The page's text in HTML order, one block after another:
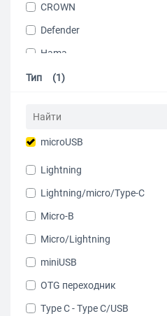
CROWN
Defender
Hama
hoco
KRUTOFF
MAXVI
More Choice
NINGBO
NoName
PERO
RITMIX
Sonnen
TTEC
Тип (1)
microUSB
Lightning
Lightning/micro/Type-C
Micro-B
Micro/Lightning
miniUSB
OTG переходник
Type C - Type C/USB